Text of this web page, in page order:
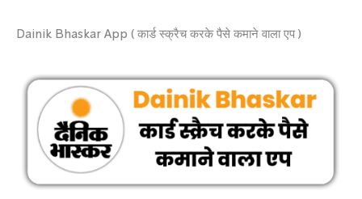
Dainik Bhaskar App ( कार्ड स्क्रैच करके पैसे कमाने वाला एप )